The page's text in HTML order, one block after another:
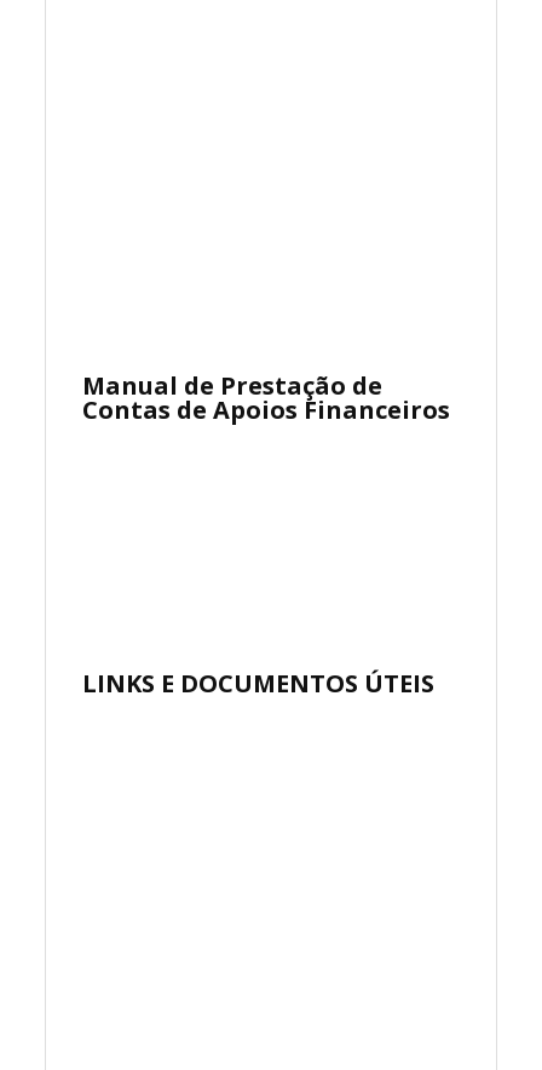
Manual de Prestação de
Contas de Apoios Financeiros
LINKS E DOCUMENTOS ÚTEIS